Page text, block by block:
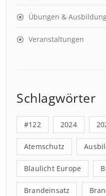
Übungen &
Veranstaltungen
Schlagwörter
#122 2024
Atemschutz
Blaulicht Europe
Brandeinsatz